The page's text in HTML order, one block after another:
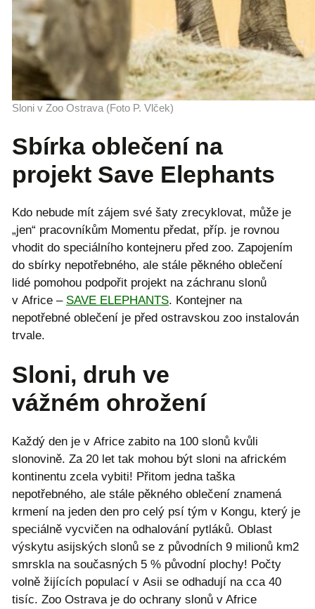
Sloni v Zoo Ostrava (Foto P. Vlček)
Sbírka oblečení na
projekt Save Elephants
Kdo nebude mít zájem své šaty zrecyklovat, může je
„jen“ pracovníkům Momentu předat, příp. je rovnou
vhodit do speciálního kontejneru před zoo. Zapojením
do sbírky nepotřebného, ale stále pěkného oblečení
lidé pomohou podpořit projekt na záchranu slonů
v Africe – SAVE ELEPHANTS. Kontejner na
nepotřebné oblečení je před ostravskou zoo instalován
trvale.
Sloni, druh ve
vážném ohrožení
Každý den je v Africe zabito na 100 slonů kvůli
slonovině. Za 20 let tak mohou být sloni na africkém
kontinentu zcela vybiti! Přitom jedna taška
nepotřebného, ale stále pěkného oblečení znamená
krmení na jeden den pro celý psí tým v Kongu, který je
speciálně vycvičen na odhalování pytláků. Oblast
výskytu asijských slonů se z původních 9 milionů km2
smrskla na současných 5 % původní plochy! Počty
volně žijících populací v Asii se odhadují na cca 40
tisíc. Zoo Ostrava je do ochrany slonů v Africe